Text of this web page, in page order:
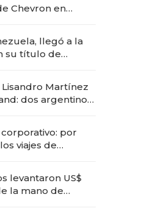
Chevron en
llegó a la
su título de
premium"Martínez
dos argentinos
por
viajes de
levantaron US$
la mano de